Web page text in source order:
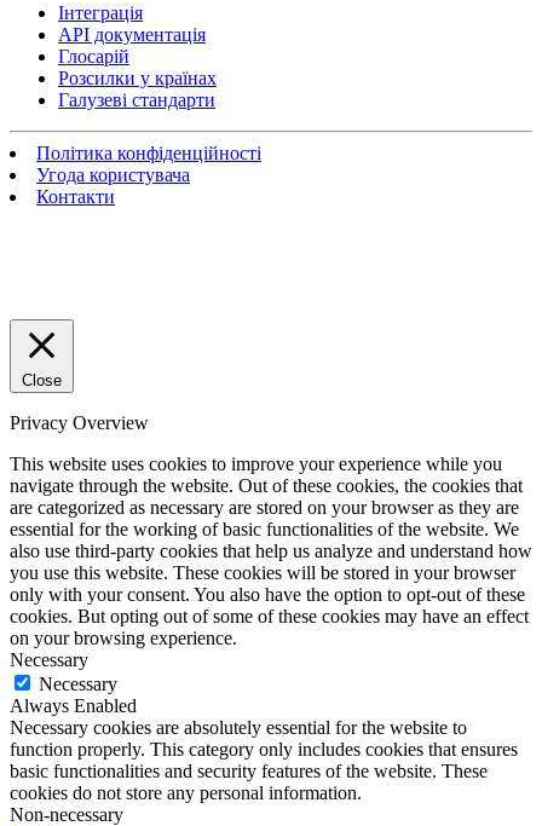
Інтеграція
API документація
Глосарій
Розсилки у країнах
Галузеві стандарти
Політика конфіденційності
Угода користувача
Контакти
Close
Privacy Overview
This website uses cookies to improve your experience while you
navigate through the website. Out of these cookies, the cookies that
are categorized as necessary are stored on your browser as they are
essential for the working of basic functionalities of the website. We
also use third-party cookies that help us analyze and understand how
you use this website. These cookies will be stored in your browser
only with your consent. You also have the option to opt-out of these
cookies. But opting out of some of these cookies may have an effect
on your browsing experience.
Necessary
Necessary
Always Enabled
Necessary cookies are absolutely essential for the website to
function properly. This category only includes cookies that ensures
basic functionalities and security features of the website. These
cookies do not store any personal information.
Non-necessary